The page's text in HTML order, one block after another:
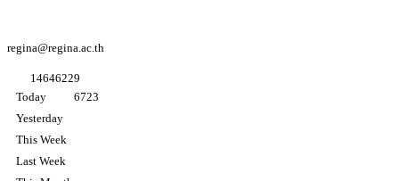
regina@regina.ac.th
1 4646229
Today
Yesterday
This Week
Last Week
6723